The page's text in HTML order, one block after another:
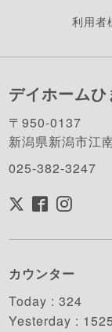
利用者
デイホームひ
〒950-0137
新潟県新潟市江
025-382-3247
カウンター
Today :324
Yesterday : 1525